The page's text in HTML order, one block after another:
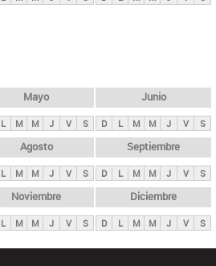
Mayo
L M M J V S
Junio
D L M M J V S
Agosto
L M M J V S
Septiembre
D L M M J V S
Noviembre
L M M J V S
Diciembre
D L M M J V S